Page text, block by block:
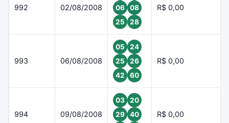
992 02/08/2008
06
08
25
28
R$ 0,00
993 06/08/2008
05
24
25
26
42
60
R$ 0,00
994 09/08/2008
03
20
29
40
R$ 0,00